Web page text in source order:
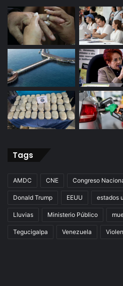
Tags
AMDC CNE Congreso
Donald Trump EEUU estados
Lluvias Ministerio Público
Tegucigalpa Venezuela